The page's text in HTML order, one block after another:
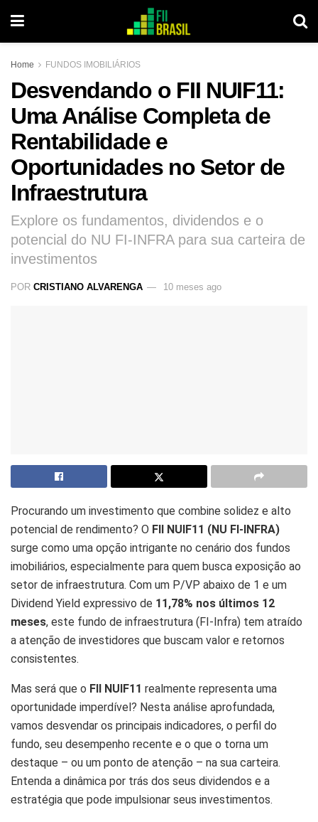
Home FUNDOS IMOBILIÁRIOS
Desvendando o FII NUIF11:
Uma Análise Completa de
Rentabilidade e
Oportunidades no Setor de
Infraestrutura
Explore os fundamentos, dividendos e o
potencial do NU FI-INFRA para sua carteira de
investimentos
POR CRISTIANO ALVARENGA 10 meses ago
Procurando um investimento que combine solidez e alto
potencial de rendimento? O FII NUIF11 (NU FI-INFRA)
surge como uma opção intrigante no cenário dos fundos
imobiliários, especialmente para quem busca exposição ao
setor de infraestrutura. Com um P/VP abaixo de 1 e um
Dividend Yield expressivo de 11,78% nos últimos 12
meses, este fundo de infraestrutura (FI-Infra) tem atraído
a atenção de investidores que buscam valor e retornos
consistentes.
Mas será que o FII NUIF11 realmente representa uma
oportunidade imperdível? Nesta análise aprofundada,
vamos desvendar os principais indicadores, o perfil do
fundo, seu desempenho recente e o que o torna um
destaque – ou um ponto de atenção – na sua carteira.
Entenda a dinâmica por trás dos seus dividendos e a
estratégia que pode impulsionar seus investimentos.